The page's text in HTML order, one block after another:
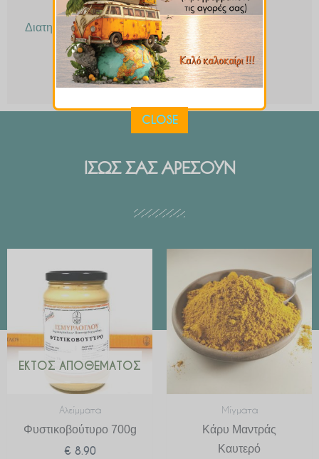
Διατηρείται σε δροσερό και ξηρό μέρος.
ΙΣΩΣ ΣΑΣ ΑΡΕΣΟΥΝ
ΕΚΤΌΣ ΑΠΟΘΈΜΑΤΟΣ
Αλείμματα
Φυστικοβούτυρο 700g
€ 8.90
Μίγματα
Κάρυ Μαντράς
Καυτερό
range:
€ 2.99
through
€ 29.90
CLOSE